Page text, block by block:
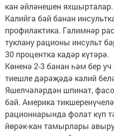
кан әйләнешен яхшырталар.
Калийга бай банан
профилактика. Галимнәр
туклану рационы инсульт
30 процентка кадәр күтәрә.
Көненә 2-3 банан һәм бер
тиешле дәрәҗәдә калий
Яшелчәләрдән шпинат,
бай. Америка
рационнарында фолат күп
йөрәк-кан тамырлары